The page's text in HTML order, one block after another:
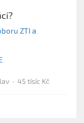
ZTI a
45 tísíc Kč